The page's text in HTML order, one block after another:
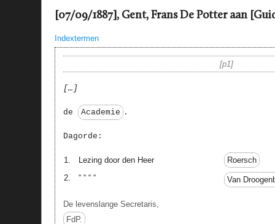
[07/09/1887], Gent, Frans De Potter aan
Indextermen
p1
…
de Academie .
Dagorde:
1. Lezing door den Heer
Roersch
2.
“ “ “ “ Van
De levenslange Secretaris,
FdP.